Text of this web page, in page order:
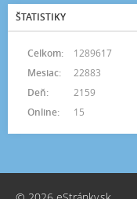
ŠTATISTIKY
Online: 15
Celkom:
1289617
Mesiac:
22883
Deň:
2159